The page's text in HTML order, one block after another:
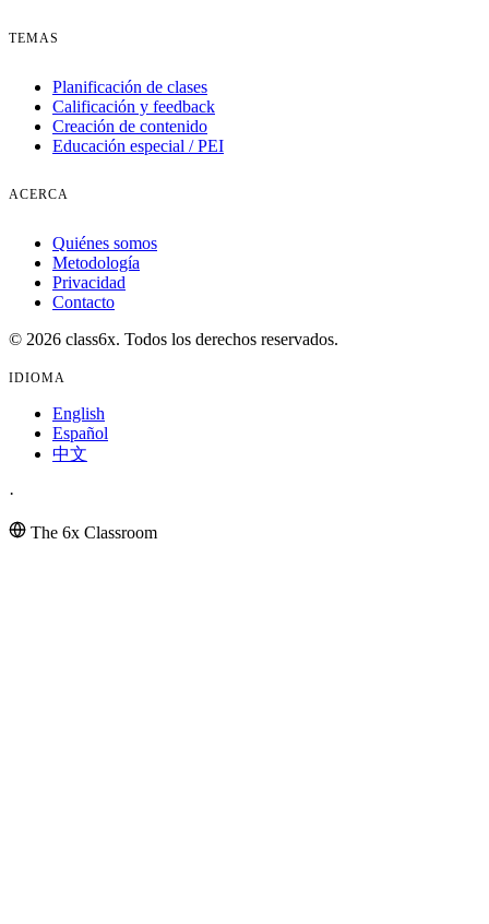
TEMAS
Planificación de clases
Calificación y feedback
Creación de contenido
Educación especial / PEI
ACERCA
Quiénes somos
Metodología
Privacidad
Contacto
© 2026 class6x. Todos los derechos reservados.
IDIOMA
English
Español
中文
·
The 6x Classroom